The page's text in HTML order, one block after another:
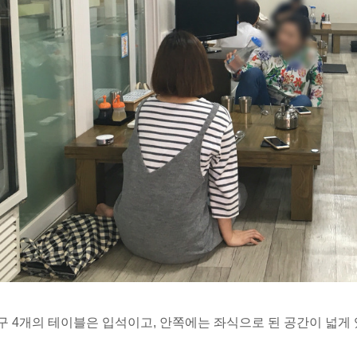
4개의 테이블은 입석이고, 안쪽에는 좌식으로 된 공간이 넓게